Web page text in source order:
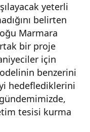
yeterli
belirten
Marmara
bir proje
için
benzerini
hedeflediklerini
tesisi kurma